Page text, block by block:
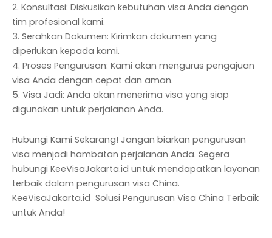
2. Konsultasi: Diskusikan kebutuhan visa Anda dengan
tim profesional kami.
3. Serahkan Dokumen: Kirimkan dokumen yang
diperlukan kepada kami.
4. Proses Pengurusan: Kami akan mengurus pengajuan
visa Anda dengan cepat dan aman.
5. Visa Jadi: Anda akan menerima visa yang siap
digunakan untuk perjalanan Anda.
Hubungi Kami Sekarang! Jangan biarkan pengurusan
visa menjadi hambatan perjalanan Anda. Segera
hubungi KeeVisaJakarta.id untuk mendapatkan layanan
terbaik dalam pengurusan visa China.
KeeVisaJakarta.id Solusi Pengurusan Visa China Terbaik
untuk Anda!